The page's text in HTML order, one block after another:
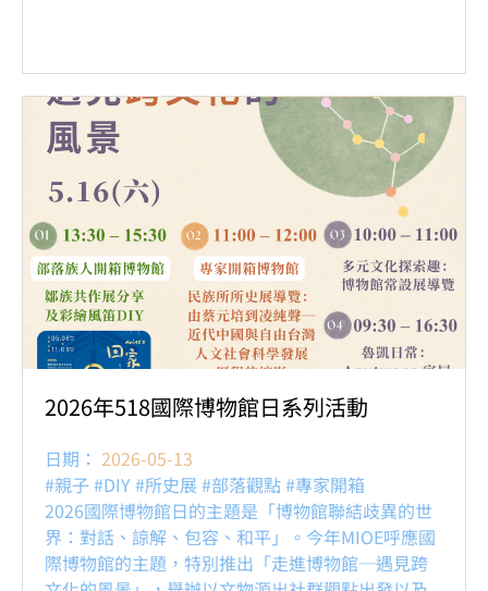
2026年518國際博物館日系列活動
日期： 2026-05-13
#親子 #DIY #所史展 #部落觀點 #專家開箱
2026國際博物館日的主題是「博物館聯結歧異的世
界：對話、諒解、包容、和平」。今年MIOE呼應國
際博物館的主題，特別推出「走進博物館─遇見跨